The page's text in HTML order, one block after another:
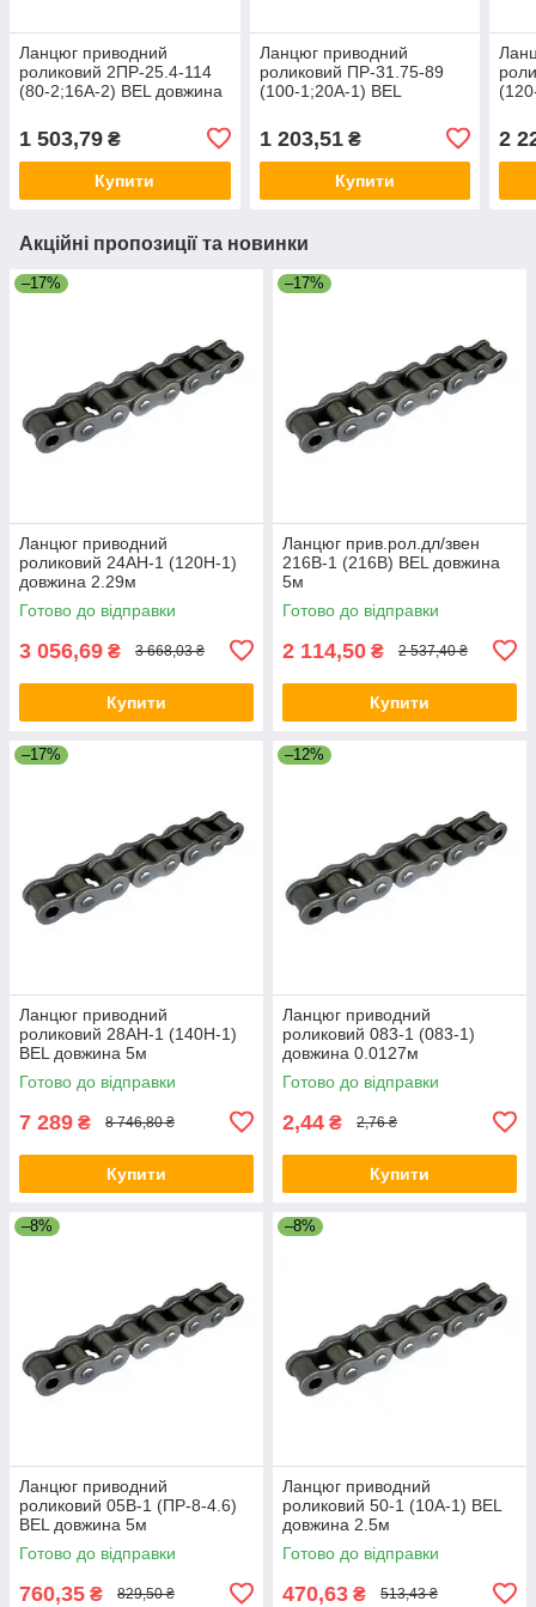
Ланцюг приводний
роликовий 2ПР-25.4-114
(80-2;16А-2) BEL довжина
1 503,79 ₴
Купити
Ланцюг приводний
роликовий ПР-31.75-89
(100-1;20А-1) BEL
1 203,51₴
Купити
2
Акційні пропозиції та новинки
–17%
Ланцюг приводний
роликовий 24AH-1 (120H-1)
довжина 2.29м
Готово до відправки
3 056,69 ₴ 3 668,03 ₴
Купити
–17%
Ланцюг прив.рол.дл/звен
216B-1 (216B) BEL довжина
5м
Готово до відправки
2 114,50 ₴ 2 537,40 ₴
Купити
–17%
Ланцюг приводний
роликовий 28AH-1 (140H-1)
BEL довжина 5м
Готово до відправки
7 289 ₴ 8 746,80 ₴
Купити
–12%
Ланцюг приводний
роликовий 083-1 (083-1)
довжина 0.0127м
Готово до відправки
2,44 ₴ 2,76 ₴
Купити
–8%
Ланцюг приводний
роликовий 05B-1 (ПР-8-4.6)
BEL довжина 5м
Готово до відправки
760,35 ₴ 829,50 ₴
–8%
Ланцюг приводний
роликовий 50-1 (10A-1) BEL
довжина 2.5м
Готово до відправки
470,63 ₴ 513,43 ₴